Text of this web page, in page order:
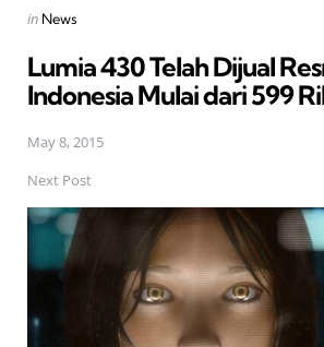
Posted
in News
Lumia 430 Telah Dijual
Indonesia Mulai dari 599
May 8, 2015
Next Post